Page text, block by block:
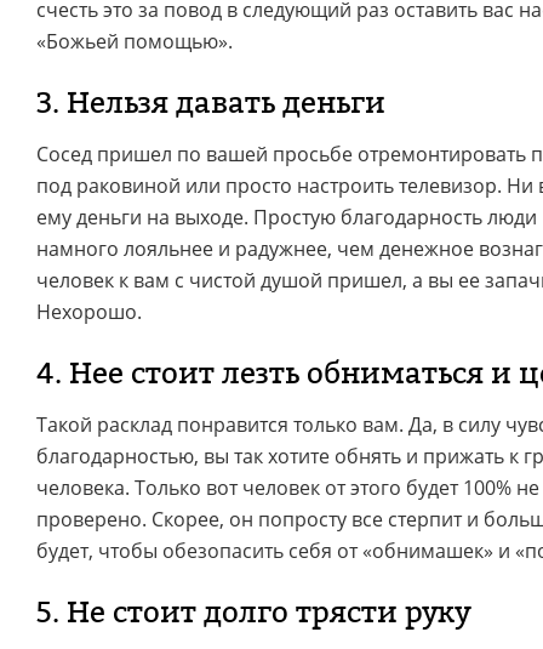
счесть это за повод в следующий раз оставить вас
«Божьей помощью».
3. Нельзя давать деньги
Сосед пришел по вашей просьбе отремонтировать
под раковиной или просто настроить телевизор. Ни
ему деньги на выходе. Простую благодарность
намного лояльнее и радужнее, чем денежное
человек к вам с чистой душой пришел, а вы ее
Нехорошо.
4. Нее стоит лезть обниматься и
Такой расклад понравится только вам. Да, в силу
благодарностью, вы так хотите обнять и прижать к
человека. Только вот человек от этого будет 100%
проверено. Скорее, он попросту все стерпит и
будет, чтобы обезопасить себя от «обнимашек» и
5. Не стоит долго трясти руку